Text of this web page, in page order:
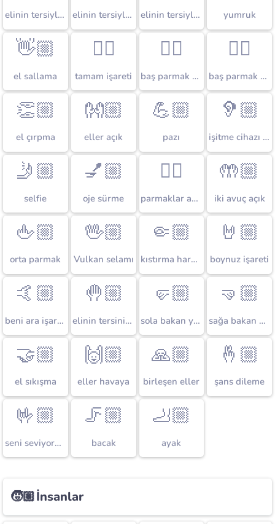
elinin tersiyle aşağıyı gösteren işaret parmağı elinin tersiyle solu gösteren işaret parmağı elinin tersiyle sağı gösteren işaret parmağı yumruk
👋🏼
el sallama
👌🏼
tamam işareti
👍🏼
baş parmak yukarıda
👎🏼
baş parmak aşağıda
👏🏼
el çırpma
👐🏼
eller açık
💪🏼
pazı
🦻🏼
işitme cihazı olan kulak
🤳🏼
selfie
💅🏼
oje sürme
🖐🏼
parmaklar açık el kaldırma
🤲🏼
iki avuç açık
🖕🏼
orta parmak
🖖🏼
Vulkan selamı
🤏🏼
kıstırma hareketi yapan el
🤘🏼
boynuz işareti
🤙🏼
beni ara işareti
🤚🏼
elinin tersini kaldırma
🤛🏼
sola bakan yumruk
🤜🏼
sağa bakan yumruk
🤝🏼
el sıkışma
🙌🏼
eller havaya
🙏🏼
birleşen eller
🤞🏼
şans dileme
🤟🏼
seni seviyorum işareti
🦵🏼
bacak
🦶🏼
ayak
🧒🏼İnsanlar